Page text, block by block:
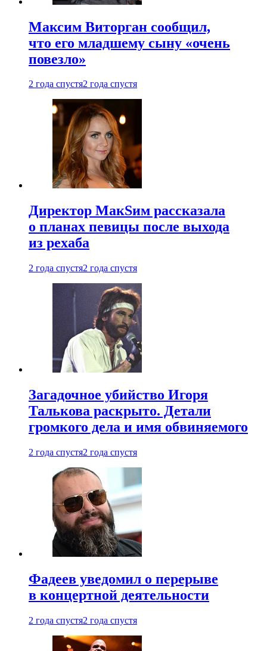
Максим Виторган сообщил,
что его младшему сыну «очень
повезло»
2 года спустя2 года спустя
Директор МакSим рассказала
о планах певицы после выхода
из рехаба
2 года спустя2 года спустя
Загадочное убийство Игоря
Талькова раскрыто. Детали
громкого дела и имя обвиняемого
2 года спустя2 года спустя
Фадеев уведомил о перерыве
в концертной деятельности
2 года спустя2 года спустя